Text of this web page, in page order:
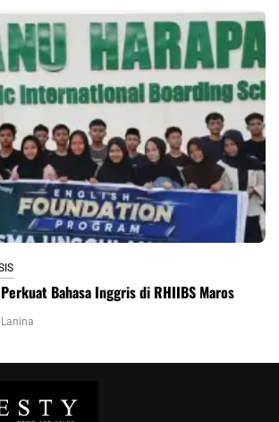
Perkuat Bahasa Inggris di RHIIBS Maros
Lanina